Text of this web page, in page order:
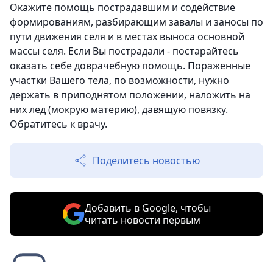
Окажите помощь пострадавшим и содействие
формированиям, разбирающим завалы и заносы по
пути движения селя и в местах выноса основной
массы селя. Если Вы пострадали - постарайтесь
оказать себе доврачебную помощь. Пораженные
участки Вашего тела, по возможности, нужно
держать в приподнятом положении, наложить на
них лед (мокрую материю), давящую повязку.
Обратитесь к врачу.
Поделитесь новостью
Добавить в Google, чтобы
читать новости первым